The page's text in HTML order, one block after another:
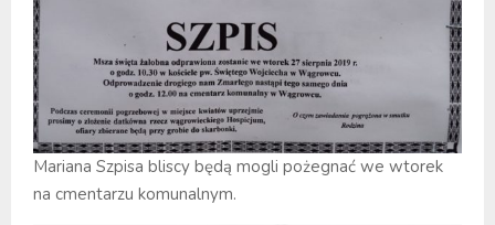
Mariana Szpisa bliscy będą mogli pożegnać we wtorek
na cmentarzu komunalnym.